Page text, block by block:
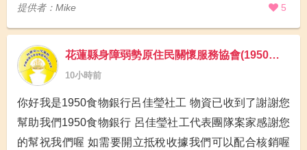
提供者：Mike 5
花蓮縣身障弱勢原住民關懷服務協會(1950食物銀行)
10小時前
你好我是1950食物銀行呂佳瑩社工 物資已收到了謝謝您
幫助我們1950食物銀行 呂佳瑩社工代表團隊案家感謝您
的幫祝我們喔 如需要開立抵稅收據我們可以配合核銷喔